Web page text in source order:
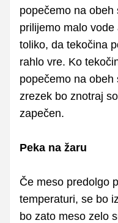
popečemo na
prilijemo malo
toliko, da tekočina
rahlo vre. Ko
popečemo na obeh
zrezek bo znotraj
zapečen.
Peka na žaru
Če meso predolgo
temperaturi, se bo
bo zato meso zelo